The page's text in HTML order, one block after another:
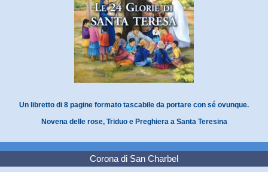
Un libretto di 8 pagine formato tascabile da portare con sé ovunque.
Novena delle rose, Triduo e Preghiera a Santa Teresina
Corona di San Charbel